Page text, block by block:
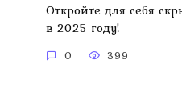
Откройте для себя
в 2025 году!
0 399